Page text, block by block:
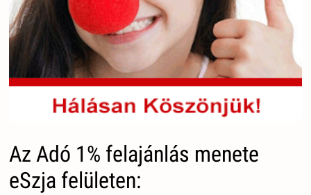
Az Adó 1% felajánlás menete
eSzja felületen: